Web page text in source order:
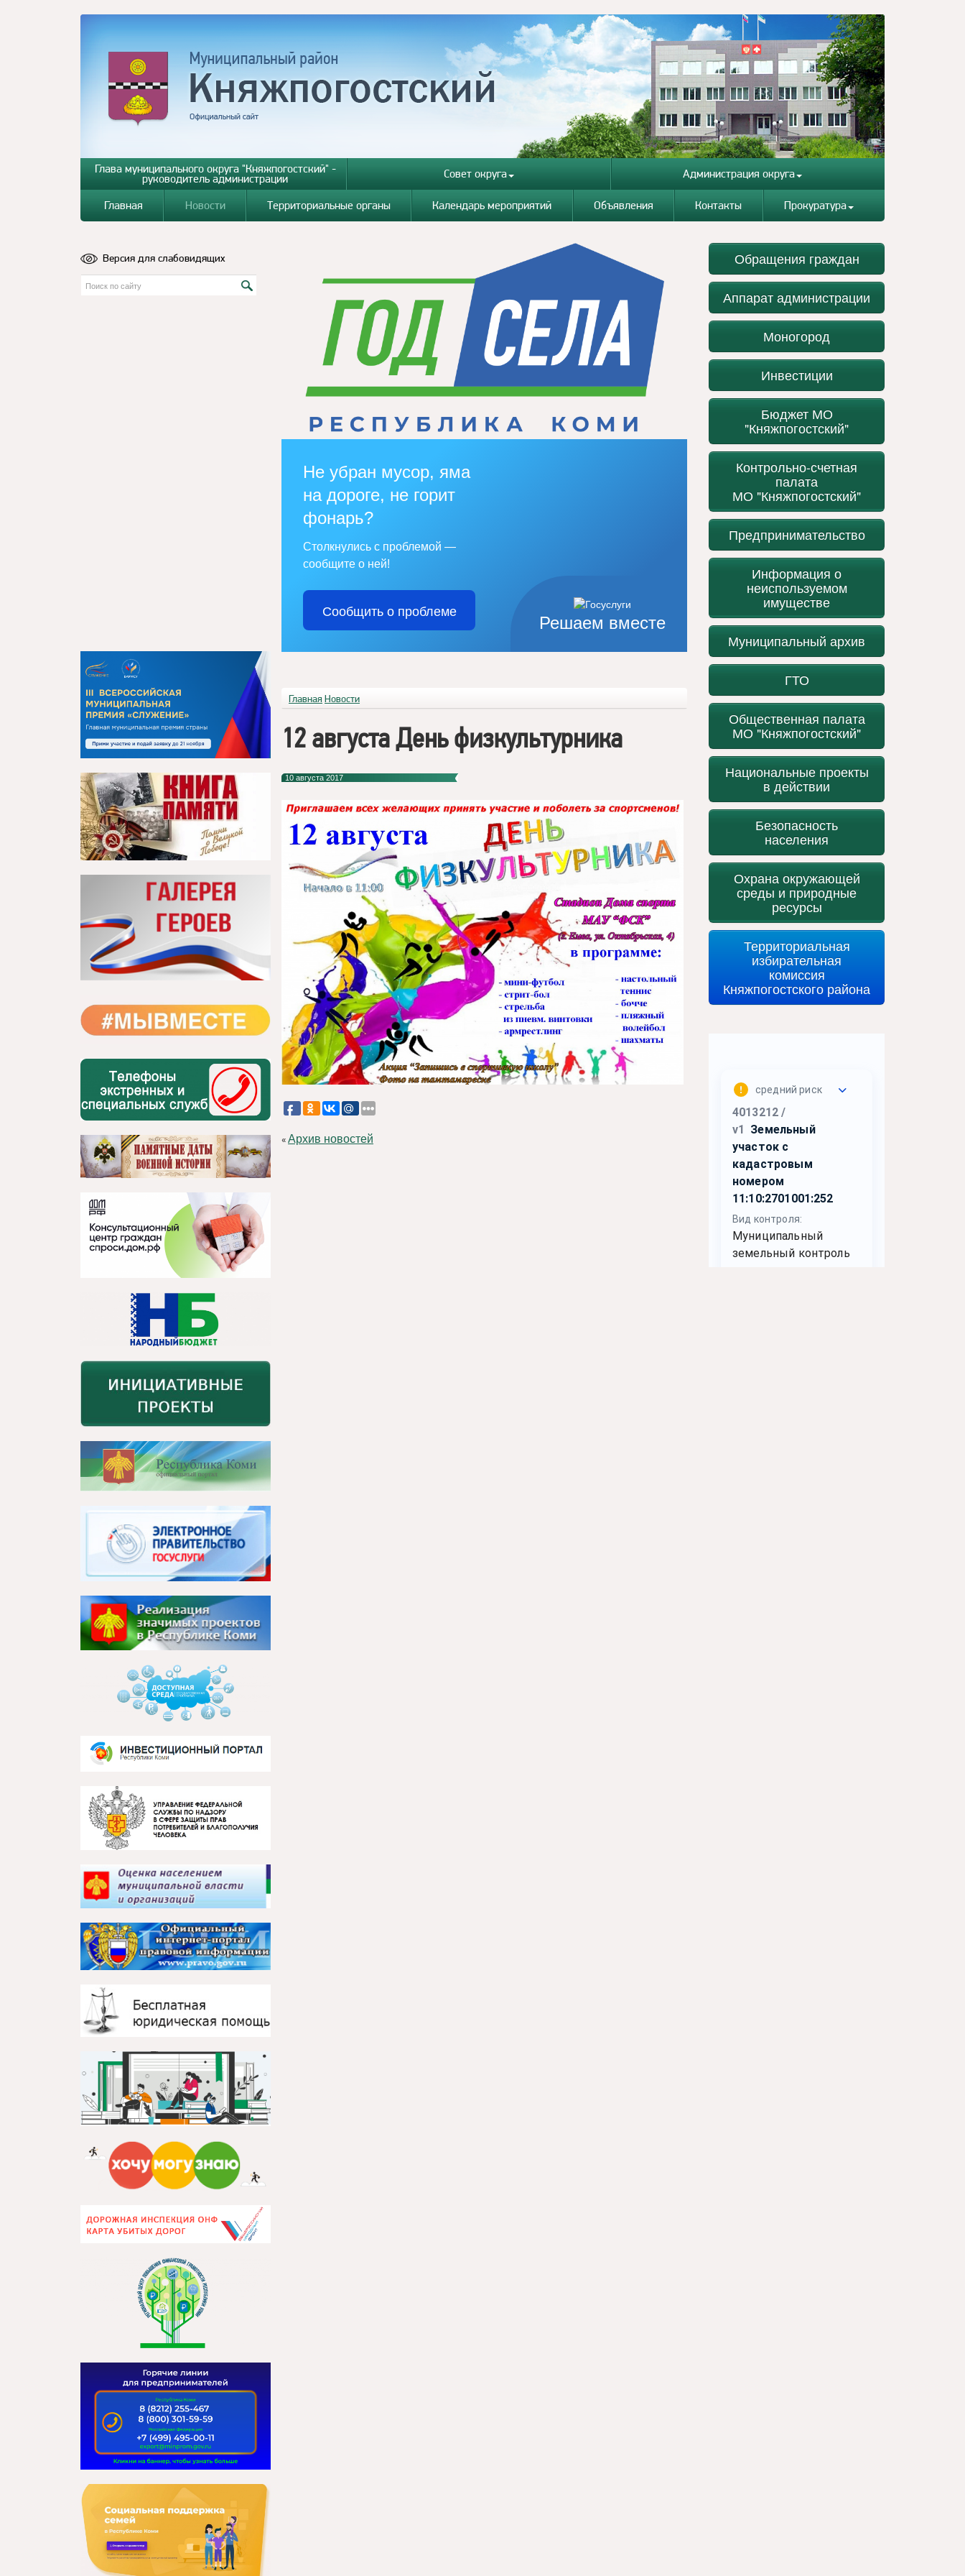
Глава муниципального округа "Княжпогостский" -
руководитель администрации Совет округа Администрация округа
Главная Новости Территориальные органы Календарь мероприятий Объявления Контакты Прокуратура
Версия для слабовидящих
Решаем вместе
Не убран мусор, яма
на дороге, не горит
фонарь?
Столкнулись с проблемой —
сообщите о ней!
Сообщить о проблеме
Главная Новости
12 августа День физкультурника
10 августа 2017
«Архив новостей
Обращения граждан
Аппарат администрации
Моногород
Инвестиции
Бюджет МО
"Княжпогостский"
Контрольно-счетная
палата
МО "Княжпогостский"
Предпринимательство
Информация о
неиспользуемом
имуществе
Муниципальный архив
ГТО
Общественная палата
МО "Княжпогостский"
Национальные проекты
в действии
Безопасность
населения
Охрана окружающей
среды и природные
ресурсы
Территориальная
избирательная
комиссия
Княжпогостского района